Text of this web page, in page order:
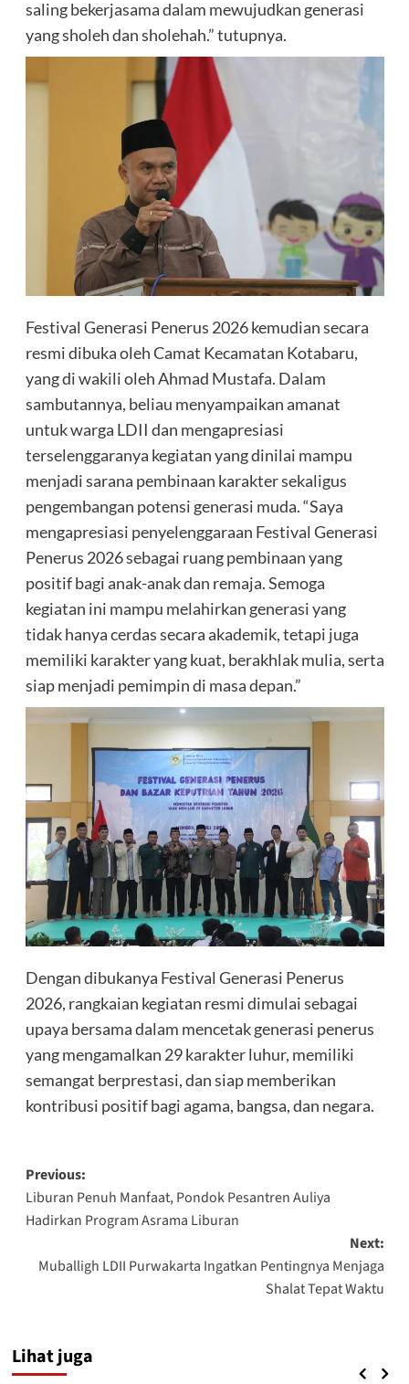
saling bekerjasama dalam mewujudkan generasi
yang sholeh dan sholehah.” tutupnya.
Festival Generasi Penerus 2026 kemudian secara
resmi dibuka oleh Camat Kecamatan Kotabaru,
yang di wakili oleh Ahmad Mustafa. Dalam
sambutannya, beliau menyampaikan amanat
untuk warga LDII dan mengapresiasi
terselenggaranya kegiatan yang dinilai mampu
menjadi sarana pembinaan karakter sekaligus
pengembangan potensi generasi muda. “Saya
mengapresiasi penyelenggaraan Festival Generasi
Penerus 2026 sebagai ruang pembinaan yang
positif bagi anak-anak dan remaja. Semoga
kegiatan ini mampu melahirkan generasi yang
tidak hanya cerdas secara akademik, tetapi juga
memiliki karakter yang kuat, berakhlak mulia, serta
siap menjadi pemimpin di masa depan.”
Dengan dibukanya Festival Generasi Penerus
2026, rangkaian kegiatan resmi dimulai sebagai
upaya bersama dalam mencetak generasi penerus
yang mengamalkan 29 karakter luhur, memiliki
semangat berprestasi, dan siap memberikan
kontribusi positif bagi agama, bangsa, dan negara.
Post
navigation
Previous:
Liburan Penuh Manfaat, Pondok Pesantren Auliya
Hadirkan Program Asrama Liburan
Next:
Muballigh LDII Purwakarta Ingatkan Pentingnya Menjaga
Shalat Tepat Waktu
Lihat juga